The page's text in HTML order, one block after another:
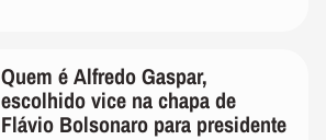
Quem é Alfredo Gaspar,
escolhido vice na chapa de
Flávio Bolsonaro para presidente